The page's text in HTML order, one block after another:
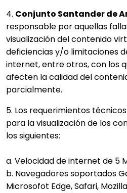
4. Conjunto Santander de
responsable por aquellas
visualización del contenido
deficiencias y/o limitaciones
internet, entre otros, con los
afecten la calidad del
parcialmente.
5. Los requerimientos
para la visualización de los
los siguientes:
a. Velocidad de internet de 5
b. Navegadores soportados
Microsofot Edge, Safari,